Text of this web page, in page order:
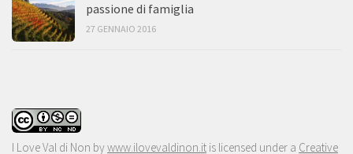
passione di famiglia
27 GENNAIO 2016
I Love Val di Non bywww.ilovevaldinon.it is licensed under a Creative